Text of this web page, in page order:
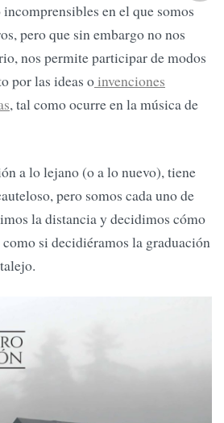
en el que somos
pero que sin embargo no nos
nos permite participar de modos
por las ideas oinvenciones
, tal como ocurre en la música de
a lo lejano (o a lo nuevo), tiene
pero somos cada uno de
la distancia y decidimos cómo
si decidiéramos la graduación